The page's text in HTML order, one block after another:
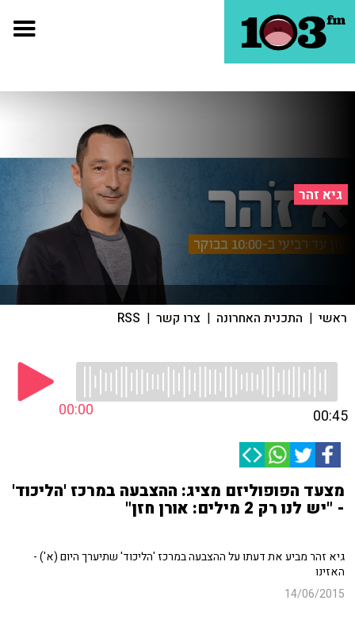
גיא זהר
ראשי | התכנית האחרונה | צרו קשר |
RSS
00:00 00:45
מצעד הפופוליזם מציג: ההצבעה במרכז 'הליכוד'
- "יש לנו רק 2 מילים: אורן חזן"
גיא זהר מביע את דעתו על ההצבעה במרכז 'הליכוד' שתיערך היום (א') -
האזינו
14/06/2015